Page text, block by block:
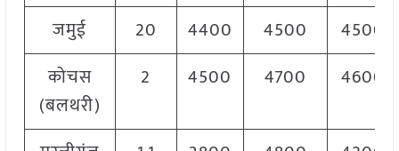
जमुई
20 4400 4500
4500
कोचस
(बलथरी)
2 4500 4700 4600